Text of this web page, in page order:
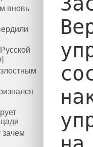
вновь
зачем